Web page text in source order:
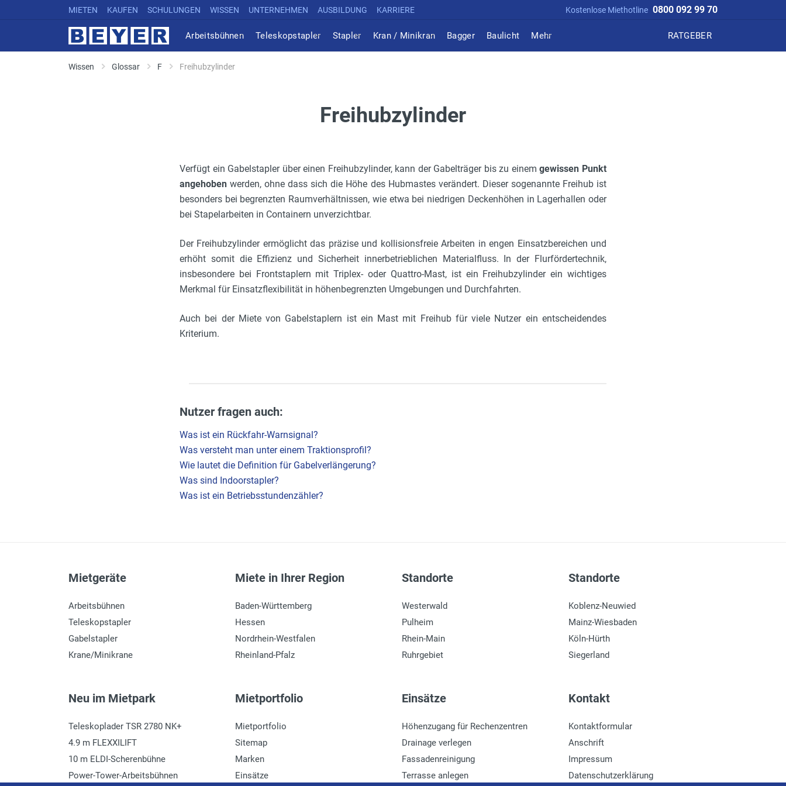
MIETEN KAUFEN SCHULUNGEN WISSEN UNTERNEHMEN AUSBILDUNG KARRIERE Kostenlose Miethotline 0800 092 99 70
Arbeitsbühnen Teleskopstapler Stapler Kran / Minikran Bagger Baulicht Mehr RATGEBER
Wissen Glossar F Freihubzylinder
Freihubzylinder
Verfügt ein Gabelstapler über einen Freihubzylinder, kann der Gabelträger bis zu einemgewissen Punkt
angehoben werden, ohne dass sich die Höhe des Hubmastes verändert. Dieser sogenannte Freihub ist
besonders bei begrenzten Raumverhältnissen, wie etwa bei niedrigen Deckenhöhen in Lagerhallen oder
bei Stapelarbeiten in Containern unverzichtbar.
Der Freihubzylinder ermöglicht das präzise und kollisionsfreie Arbeiten in engen Einsatzbereichen und
erhöht somit die Effizienz und Sicherheit innerbetrieblichen Materialfluss. In der Flurfördertechnik,
insbesondere bei Frontstaplern mit Triplex- oder Quattro-Mast, ist ein Freihubzylinder ein wichtiges
Merkmal für Einsatzflexibilität in höhenbegrenzten Umgebungen und Durchfahrten.
Auch bei der Miete von Gabelstaplern ist ein Mast mit Freihub für viele Nutzer ein entscheidendes
Kriterium.
Nutzer fragen auch:
Was ist ein Rückfahr-Warnsignal?
Was versteht man unter einem Traktionsprofil?
Wie lautet die Definition für Gabelverlängerung?
Was sind Indoorstapler?
Was ist ein Betriebsstundenzähler?
Mietgeräte
Arbeitsbühnen
Teleskopstapler
Gabelstapler
Krane/Minikrane
Miete in Ihrer Region
Baden-Württemberg
Hessen
Nordrhein-Westfalen
Rheinland-Pfalz
Standorte
Westerwald
Pulheim
Rhein-Main
Ruhrgebiet
Standorte
Koblenz-Neuwied
Mainz-Wiesbaden
Köln-Hürth
Siegerland
Neu im Mietpark
Teleskoplader TSR 2780 NK+
4.9 m FLEXXILIFT
10 m ELDI-Scherenbühne
Power-Tower-Arbeitsbühnen
Mietportfolio
Mietportfolio
Sitemap
Marken
Einsätze
Einsätze
Höhenzugang für Rechenzentren
Drainage verlegen
Fassadenreinigung
Terrasse anlegen
Kontakt
Kontaktformular
Anschrift
Impressum
Datenschutzerklärung